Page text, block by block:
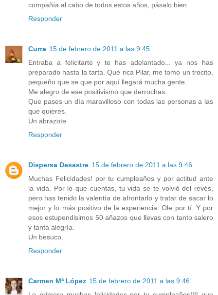
compañía al cabo de todos estos años, pásalo bien.
Responder
Curra 15 de febrero de 2011 a las 9:45
Entraba a felicitarte y te has adelantado... ya nos has
preparado hasta la tarta. Qué rica Pilar, me tomo un trocito,
pequeño que se que por aquí llegará mucha gente.
Me alegro de ese positivismo que derrochas.
Que pases un día maravilloso con todas las personas a las
que quieres.
Un abrazote
Responder
Dispersa Desastre 15 de febrero de 2011 a las 9:46
Muchas Felicidades! por tu cumpleaños y por actitud ante
la vida. Por lo que cuentas, tu vida se te volvió del revés,
pero has tenido la valentía de afrontarlo y tratar de sacar lo
mejor y lo más positivo de la experiencia. Ole por tí. Y por
esos estupendisimos 50 añazos que llevas con tanto salero
y tanta alegría.
Un besuco.
Responder
Carmen Mª López 15 de febrero de 2011 a las 9:46